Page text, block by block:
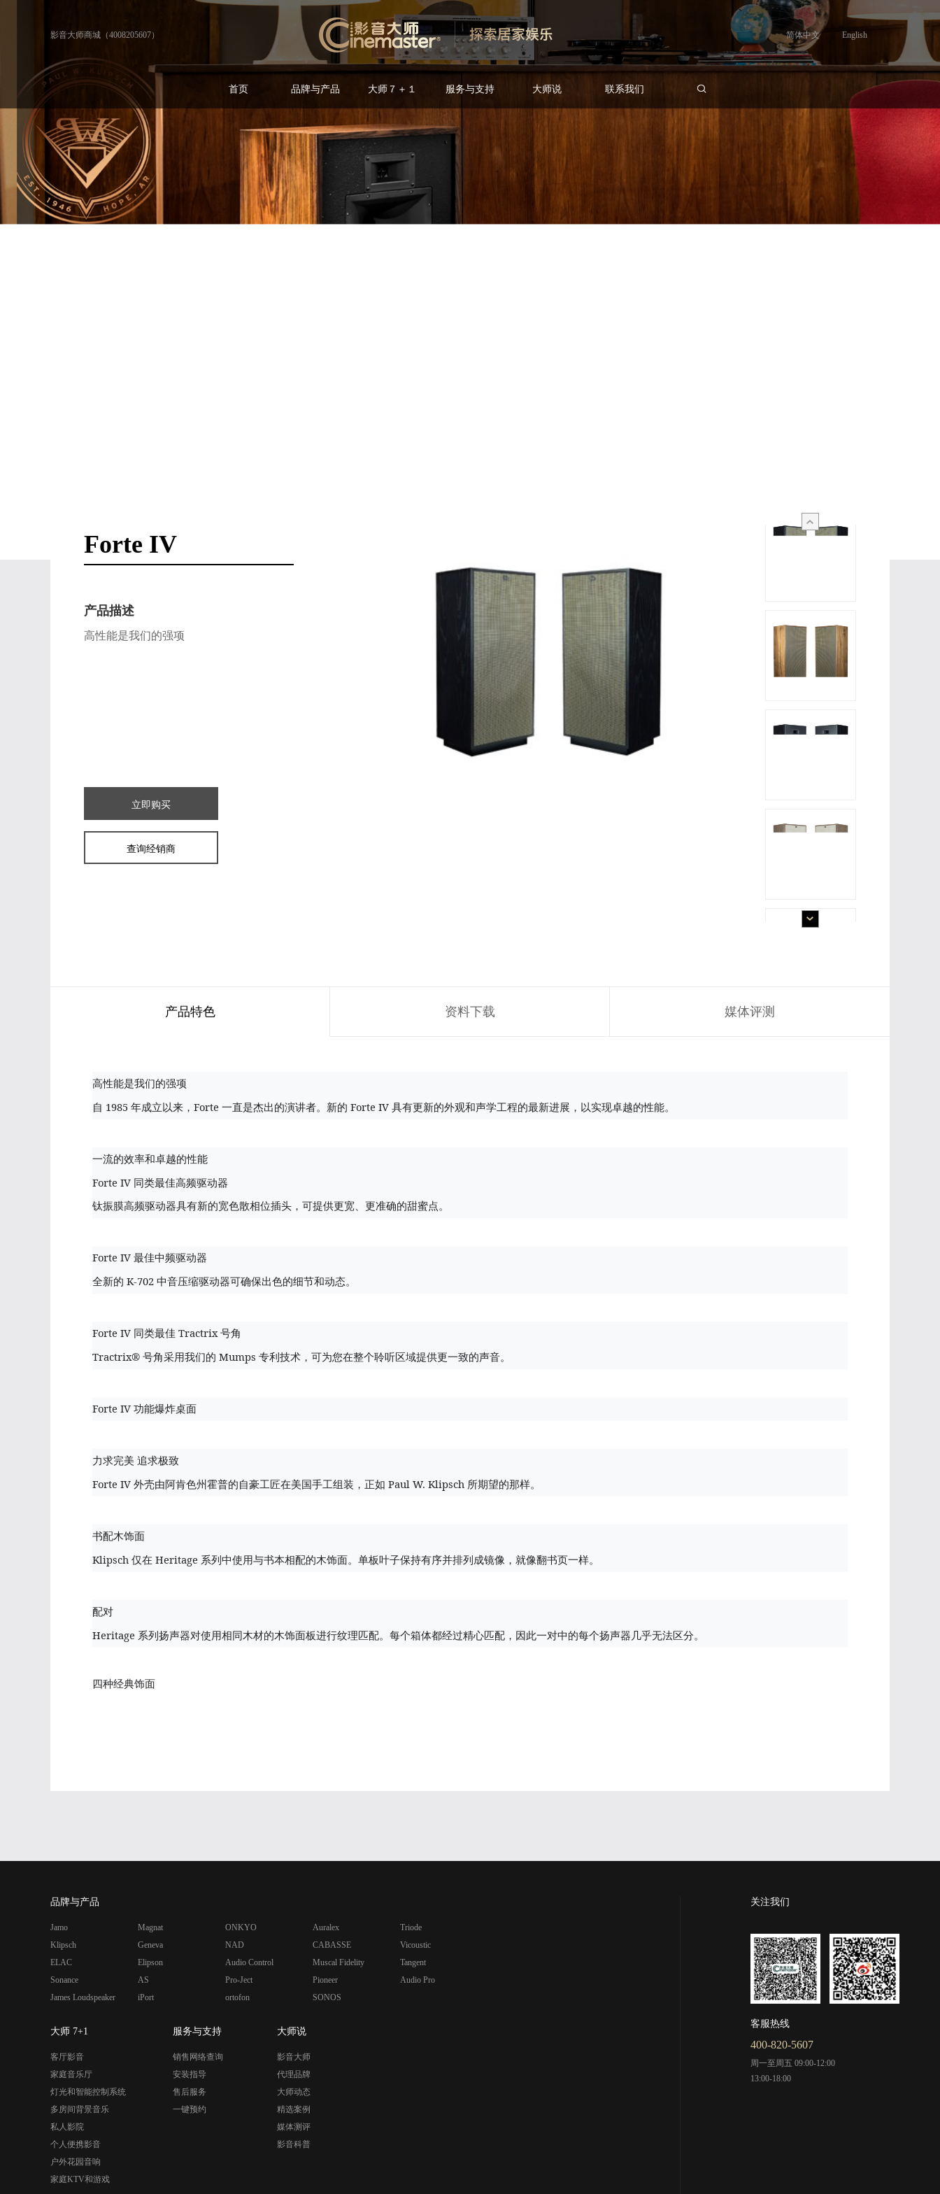
影音大师商城（4008205607） 简体中文 English
首页 品牌与产品 大师７＋１ 服务与支持 大师说 联系我们
Forte IV
产品描述
高性能是我们的强项
立即购买
查询经销商
产品特色 资料下载 媒体评测
高性能是我们的强项
自 1985 年成立以来， Forte 一直是杰出的演讲者。新的 Forte IV 具有更新的外观和声学工程的最新进展，以实现卓越的性能。
一流的效率和卓越的性能
Forte IV 同类最佳高频驱动器
钛振膜高频驱动器具有新的宽色散相位插头，可提供更宽、更准确的甜蜜点。
Forte IV 最佳中频驱动器
全新的 K-702 中音压缩驱动器可确保出色的细节和动态。
Forte IV 同类最佳 Tractrix号角
Tractrix® 号角采用我们的 Mumps 专利技术，可为您在整个聆听区域提供更一致的声音。
Forte IV 功能爆炸桌面
力求完美 追求极致
Forte IV 外壳由阿肯色州霍普的自豪工匠在美国手工组装，正如 Paul W. Klipsch 所期望的那样。
书配木饰面
Klipsch 仅在 Heritage 系列中使用与书本相配的木饰面。单板叶子保持有序并排列成镜像，就像翻书页一样。
配对
Heritage 系列扬声器对使用相同木材的木饰面板进行纹理匹配。每个箱体都经过精心匹配，因此一对中的每个扬声器几乎无法区分。
四种经典饰面
品牌与产品
Jamo
Klipsch
ELAC
Sonance
James Loudspeaker
Magnat
Geneva
Elipson
AS
iPort
ONKYO
NAD
Audio Control
Pro-Ject
ortofon
Auralex
CABASSE
Muscal Fidelity
Pioneer
SONOS
Triode
Vicoustic
Tangent
Audio Pro
大师 7+1
客厅影音
家庭音乐厅
灯光和智能控制系统
多房间背景音乐
私人影院
个人便携影音
户外花园音响
家庭KTV和游戏
服务与支持
销售网络查询
安装指导
售后服务
一键预约
大师说
影音大师
代理品牌
大师动态
精选案例
媒体测评
影音科普
关注我们
客服热线
400-820-5607
周一至周五 09:00-12:00
13:00-18:00